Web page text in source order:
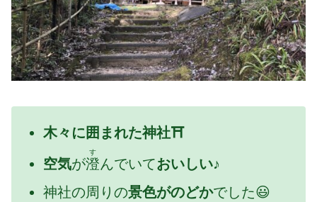
木々に囲まれた神社⛩
空気が澄
す
んでいておいしい♪
神社の周りの景色がのどかでした😃